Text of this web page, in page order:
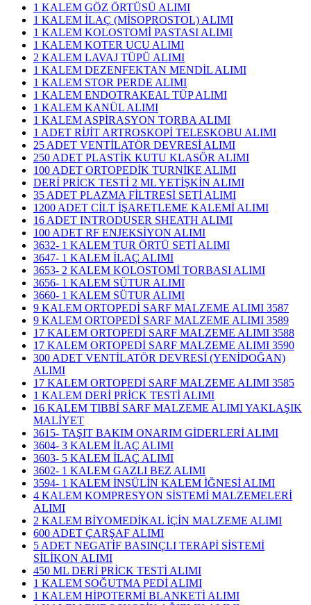
1 KALEM GÖZ ÖRTÜSÜ ALIMI
1 KALEM İLAÇ (MİSOPROSTOL) ALIMI
1 KALEM KOLOSTOMİ PASTASI ALIMI
1 KALEM KOTER UCU ALIMI
2 KALEM LAVAJ TÜPÜ ALIMI
1 KALEM DEZENFEKTAN MENDİL ALIMI
1 KALEM STOR PERDE ALIMI
1 KALEM ENDOTRAKEAL TÜP ALIMI
1 KALEM KANÜL ALIMI
1 KALEM ASPİRASYON TORBA ALIMI
1 ADET RİJİT ARTROSKOPİ TELESKOBU ALIMI
25 ADET VENTİLATÖR DEVRESİ ALIMI
250 ADET PLASTİK KUTU KLASÖR ALIMI
100 ADET ORTOPEDİK TURNİKE ALIMI
DERİ PRİCK TESTİ 2 ML YETİŞKİN ALIMI
35 ADET PLAZMA FİLTRESİ SETİ ALIMI
1200 ADET CİLT İŞARETLEME KALEMİ ALIMI
16 ADET INTRODUSER SHEATH ALIMI
100 ADET RF ENJEKSİYON ALIMI
3632- 1 KALEM TUR ÖRTÜ SETİ ALIMI
3647- 1 KALEM İLAÇ ALIMI
3653- 2 KALEM KOLOSTOMİ TORBASI ALIMI
3656- 1 KALEM SÜTUR ALIMI
3660- 1 KALEM SÜTUR ALIMI
9 KALEM ORTOPEDİ SARF MALZEME ALIMI 3587
9 KALEM ORTOPEDİ SARF MALZEME ALIMI 3589
17 KALEM ORTOPEDİ SARF MALZEME ALIMI 3588
17 KALEM ORTOPEDİ SARF MALZEME ALIMI 3590
300 ADET VENTİLATÖR DEVRESİ (YENİDOĞAN)
ALIMI
17 KALEM ORTOPEDİ SARF MALZEME ALIMI 3585
1 KALEM DERİ PRİCK TESTİ ALIMI
16 KALEM TIBBİ SARF MALZEME ALIMI YAKLAŞIK
MALİYET
3615- TAŞIT BAKIM ONARIM GİDERLERİ ALIMI
3604- 3 KALEM İLAÇ ALIMI
3603- 5 KALEM İLAÇ ALIMI
3602- 1 KALEM GAZLI BEZ ALIMI
3594- 1 KALEM İNSÜLİN KALEM İĞNESİ ALIMI
4 KALEM KOMPRESYON SİSTEMİ MALZEMELERİ
ALIMI
2 KALEM BİYOMEDİKAL İÇİN MALZEME ALIMI
600 ADET ÇARŞAF ALIMI
5 ADET NEGATİF BASINÇLI TERAPİ SİSTEMİ
SİLİKON ALIMI
450 ML DERİ PRİCK TESTİ ALIMI
1 KALEM SOĞUTMA PEDİ ALIMI
1 KALEM HİPOTERMİ BLANKETİ ALIMI